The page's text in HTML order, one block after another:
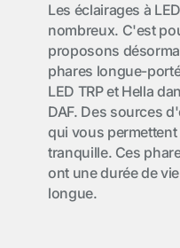
Les éclairages à
nombreux. C'est
proposons
phares longue-
LED TRP et Hella
DAF. Des sources
qui vous
tranquille. Ces
ont une durée de
longue.